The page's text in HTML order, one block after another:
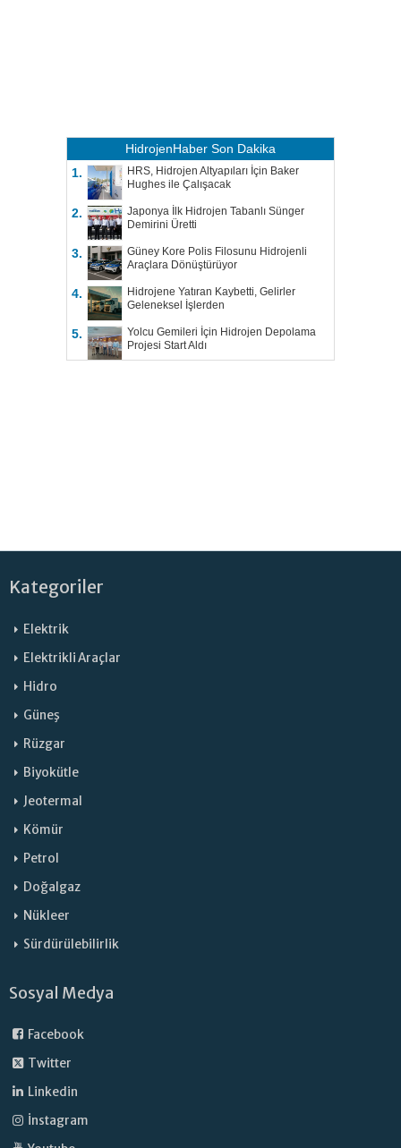
HidrojenHaber Son Dakika
1.
HRS, Hidrojen Altyapıları İçin Baker
Hughes ile Çalışacak
2.
Japonya İlk Hidrojen Tabanlı Sünger
Demirini Üretti
3.
Güney Kore Polis Filosunu Hidrojenli
Araçlara Dönüştürüyor
4.
Hidrojene Yatıran Kaybetti, Gelirler
Geleneksel İşlerden
5.
Yolcu Gemileri İçin Hidrojen Depolama
Projesi Start Aldı
Kategoriler
Elektrik
Elektrikli Araçlar
Hidro
Güneş
Rüzgar
Biyokütle
Jeotermal
Kömür
Petrol
Doğalgaz
Nükleer
Sürdürülebilirlik
Sosyal Medya
Facebook
Twitter
Linkedin
İnstagram